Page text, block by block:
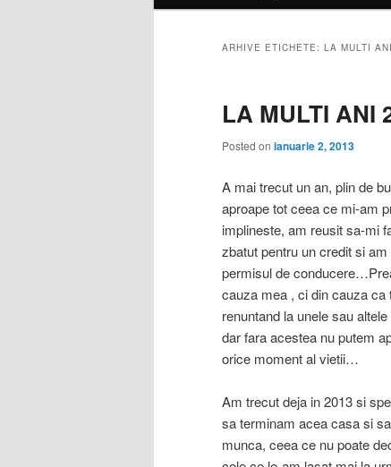
ARHIVE ETICHETE: LA MULTI ANI
LA MULTI ANI
Posted on ianuarie 2, 2013
A mai trecut un an, plin de
aproape tot ceea ce mi-am
implineste, am reusit sa-mi
zbatut pentru un credit si
permisul de
cauza mea , ci din cauza ca
renuntand la unele sau
dar fara acestea nu putem
orice moment al vietii…
Am trecut deja in 2013 si
sa terminam acea casa si
munca, ceea ce nu poate